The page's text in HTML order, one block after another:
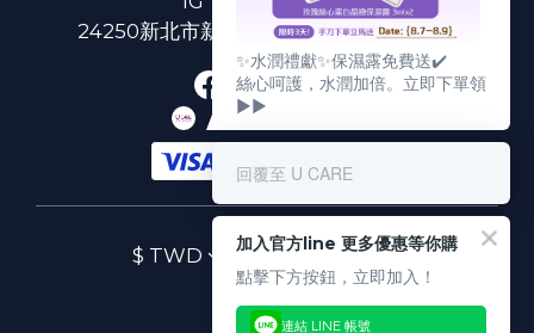
24250新北市新莊區新北大道二段312號3樓
$ TWD 繁體中文
✨水潤禮獻✨保濕露免費送✔️
絲心呵護，水潤加倍。立即下單領
▶▶
回覆至 U CARE
加入官方line 更多優惠等你購
點擊下方按鈕，立即加入！
連結 LINE 帳號